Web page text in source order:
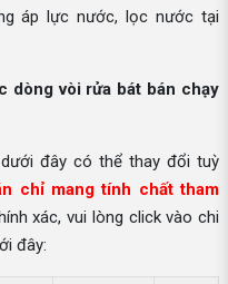
áp lực nước, lọc nước tại
dòng vòi rửa bát bán chạy
đây có thể thay đổi tuỳ
chỉ mang tính chất tham
xác, vui lòng click vào chi
đây: